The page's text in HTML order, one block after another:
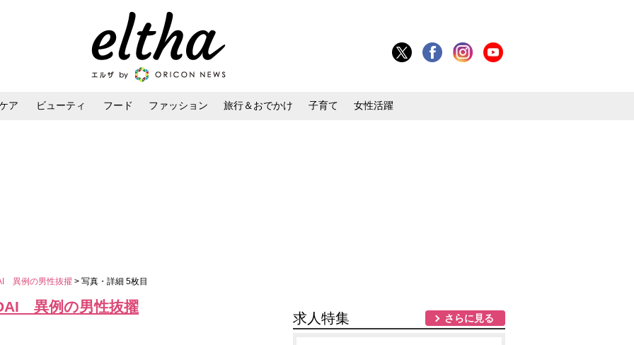
ア ビューティ フード ファッション 旅行＆おでかけ 子育て 女性活躍
異例の男性抜擢 > 写真・詳細 5枚目
異例の男性抜擢
求人特集 さらに見る